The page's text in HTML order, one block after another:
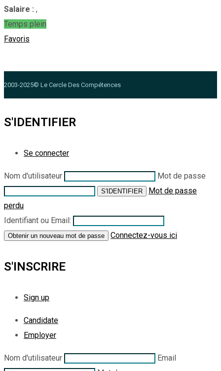
Salaire : ,
Temps plein
Favoris
2003-2025© Le Cercle Des Compétences
S'IDENTIFIER
Se connecter
Nom d'utilisateur
Mot de passe
Mot de passe
perdu
Identifiant ou Email:
Connectez-vous ici
S'INSCRIRE
Sign up
Candidate
Employer
Nom d'utilisateur
Email